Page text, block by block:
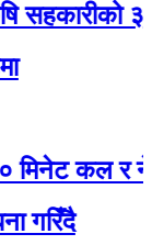
३२ औं
कल र नेट